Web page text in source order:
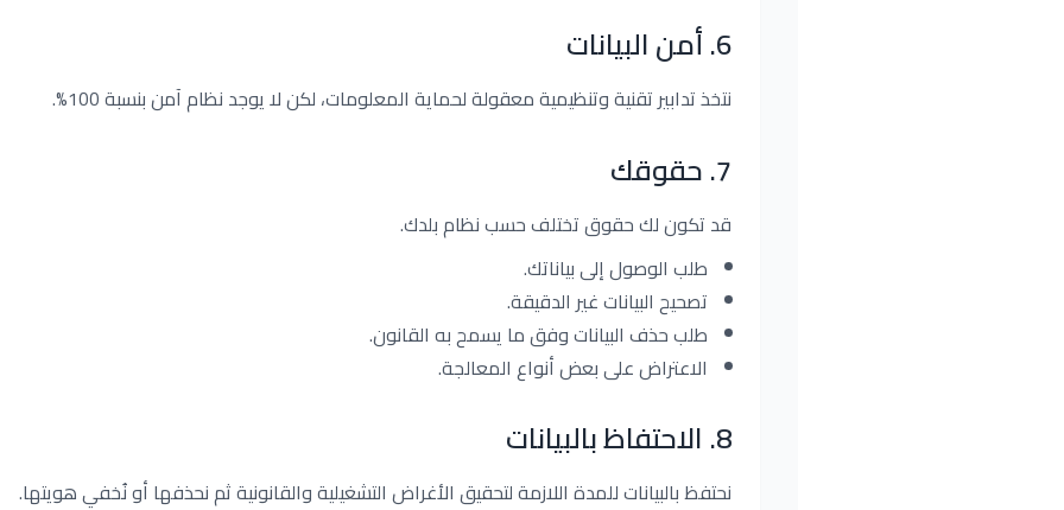
6
.أمن البيانات
نتخذ تدابير تقنية وتنظيمية معقولة لحماية المعلومات، لكن لا يوجد نظام آمن بنسبة 100%.
7
.حقوقك
قد تكون لك حقوق تختلف حسب نظام بلدك.
طلب الوصول إلى بياناتك.
تصحيح البيانات غير الدقيقة.
طلب حذف البيانات وفق ما يسمح به القانون.
الاعتراض على بعض أنواع المعالجة.
8
. الاحتفاظ بالبيانات
نحتفظ بالبيانات للمدة اللازمة لتحقيق الأغراض التشغيلية والقانونية ثم نحذفها أو نُخفي هويتها.